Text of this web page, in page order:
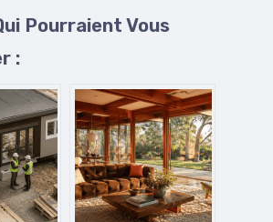
Pourraient Vous
: